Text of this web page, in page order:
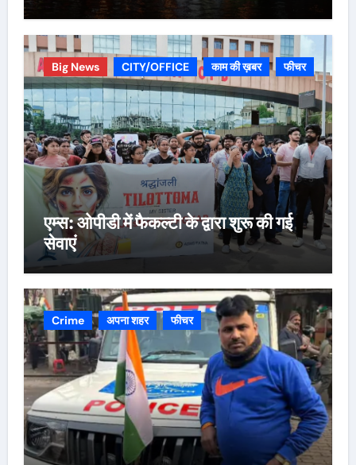
Big News CITY/OFFICE काम की ख़बर फीचर
एम्स: ओपीडी में फैकल्टी के द्वारा शुरू की गई
सेवाएं
Crime अपना शहर फीचर